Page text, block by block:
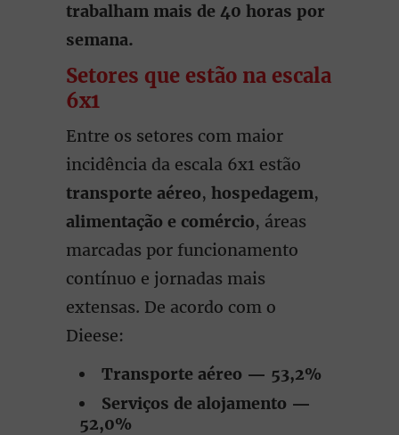
trabalham mais de 40 horas por
semana.
Setores que estão na escala
6x1
Entre os setores com maior
incidência da escala 6x1 estão
transporte aéreo, hospedagem,
alimentação e comércio, áreas
marcadas por funcionamento
contínuo e jornadas mais
extensas. De acordo com o
Dieese:
Transporte aéreo — 53,2%
Serviços de alojamento —
52,0%